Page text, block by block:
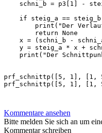
schni_b = p3[1] -
if steig_a ==
print("Der
        return None
x = (schni_b -
y = steig_a * x +
print("Der
prf_schnittp([5, 1],
prf_schnittp([5, 1],
Kommentare ansehen
Bitte melden Sie sich an um
Kommentar schreiben